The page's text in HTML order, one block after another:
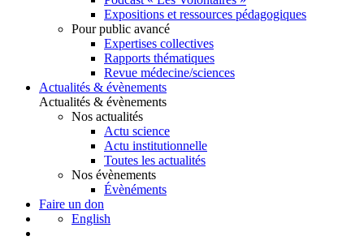
Expositions et ressources pédagogiques
Pour public avancé
Expertises collectives
Rapports thématiques
Revue médecine/sciences
Actualités & évènements
Actualités & évènements
Nos actualités
Actu science
Actu institutionnelle
Toutes les actualités
Nos évènements
Évènéments
Faire un don
English